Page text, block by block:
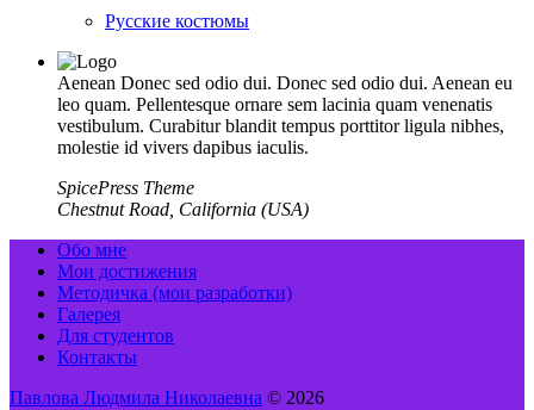
Русские костюмы
Aenean Donec sed odio dui. Donec sed odio dui. Aenean eu
leo quam. Pellentesque ornare sem lacinia quam venenatis
vestibulum. Curabitur blandit tempus porttitor ligula nibhes,
molestie id vivers dapibus iaculis.
SpicePress Theme
Chestnut Road, California (USA)
Обо мне
Мои достижения
Методичка (мои разработки)
Галерея
Для студентов
Контакты
Павлова Людмила Николаевна © 2026